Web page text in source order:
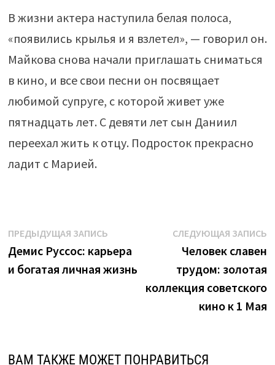
В жизни актера наступила белая полоса,
«появились крылья и я взлетел», — говорил он.
Майкова снова начали приглашать сниматься
в кино, и все свои песни он посвящает
любимой супруге, с которой живет уже
пятнадцать лет. С девяти лет сын Даниил
переехал жить к отцу. Подросток прекрасно
ладит с Марией.
Навигация
по
записям
ПРЕДЫДУЩАЯ ЗАПИСЬПредыдущая
запись:
Демис Руссос: карьера
и богатая личная жизнь
СЛЕДУЮЩАЯ ЗАПИСЬ
Человек славен
трудом: золотая
коллекция советского
кино к 1 Мая
ВАМ ТАКЖЕ МОЖЕТ ПОНРАВИТЬСЯ